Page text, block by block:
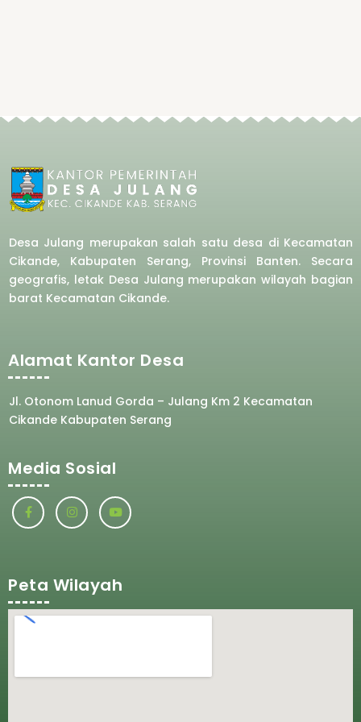
Desa Julang merupakan salah satu desa di Kecamatan
Cikande, Kabupaten Serang, Provinsi Banten. Secara
geografis, letak Desa Julang merupakan wilayah bagian
barat Kecamatan Cikande.
Alamat Kantor Desa
Jl. Otonom Lanud Gorda – Julang Km 2 Kecamatan
Cikande Kabupaten Serang
Media Sosial
Peta Wilayah